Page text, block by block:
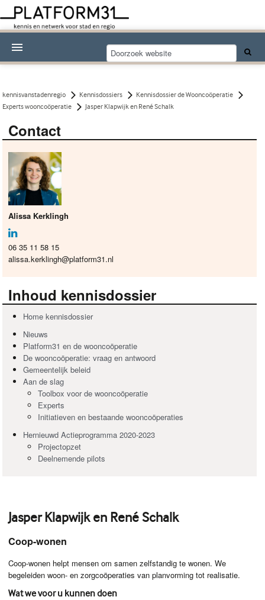
Kennisdossiers
Abonneren
Contact
kennisvanstadenregio Kennisdossiers
Kennisdossier de Wooncoöperatie
Experts wooncoöperatie
Jasper Klapwijk en René Schalk
Contact
Alissa Kerklingh
06 35 11 58 15
alissa.kerklingh@platform31.nl
Inhoud kennisdossier
Home kennisdossier
Nieuws
Platform31 en de wooncoöperatie
De wooncoöperatie: vraag en antwoord
Gemeentelijk beleid
Aan de slag
Toolbox voor de wooncoöperatie
Experts
Initiatieven en bestaande wooncoöperaties
Hernieuwd Actieprogramma 2020-2023
Projectopzet
Deelnemende pilots
Jasper Klapwijk en René Schalk
Coop-wonen
Coop-wonen helpt mensen om samen zelfstandig te wonen. We
begeleiden woon- en zorgcoöperaties van planvorming tot realisatie.
Wat we voor u kunnen doen